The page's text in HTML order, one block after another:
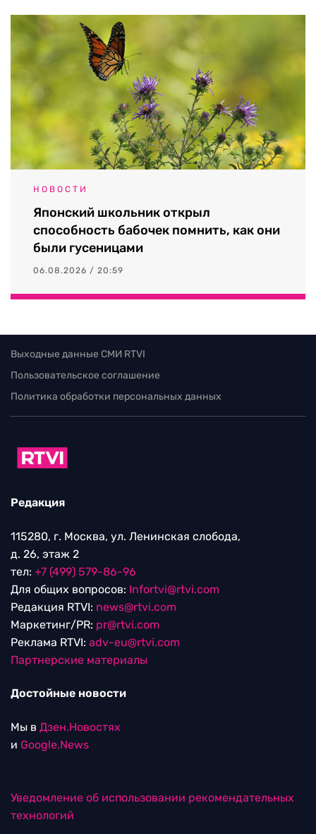
НОВОСТИ
Японский школьник открыл
способность бабочек помнить, как они
были гусеницами
06.08.2026 / 20:59
Выходные данные СМИ RTVI
Пользовательское соглашение
Политика обработки персональных данных
Редакция
115280, г. Москва, ул. Ленинская слобода,
д. 26, этаж 2
тел: +7 (499) 579-86-96
Для общих вопросов: Infortvi@rtvi.com
Редакция RTVI: news@rtvi.com
Маркетинг/PR: pr@rtvi.com
Реклама RTVI: adv-eu@rtvi.com
Партнерские материалы
Достойные новости
Мы в Дзен.Новостях
и Google.News
Уведомление об использовании рекомендательных
технологий